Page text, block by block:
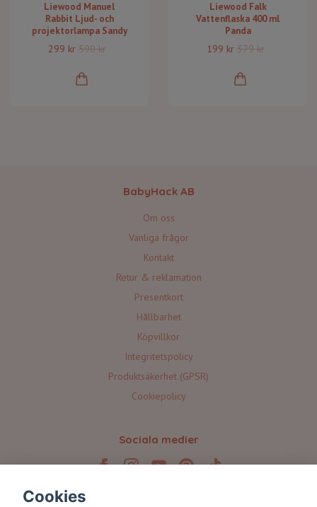
Liewood Manuel
Rabbit Ljud- och
projektorlampa Sandy
299 kr 590 kr
Liewood Falk
Vattenflaska 400 ml
Panda
199 kr 379 kr
BabyHack AB
Om oss
Vanliga frågor
Kontakt
Retur & reklamation
Presentkort
Hållbarhet
Köpvillkor
Integritetspolicy
Produktsäkerhet (GPSR)
Cookiepolicy
Sociala medier
Cookies